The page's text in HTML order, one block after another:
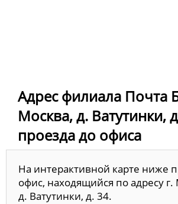
Адрес филиала Почта
Москва, д. Ватутинки,
проезда до офиса
На интерактивной карте ниже
офис, находящийся по адресу г.
д. Ватутинки, д. 34.